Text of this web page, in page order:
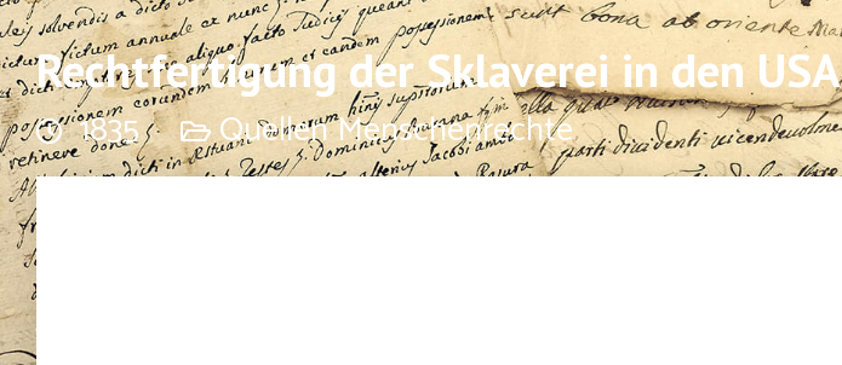
Rechtfertigung der Sklaverei in den USA
1835 Quellen Menschenrechte